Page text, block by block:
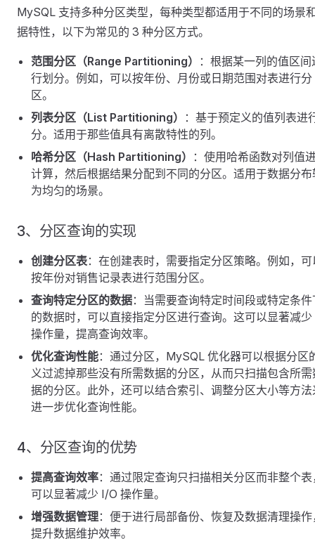
MySQL 支持多种分区类型，每种类型都适用于不同的场景
据特性，以下为常见的 3 种分区方式。
范围分区（Range Partitioning）
：根据某一列的值区间
行划分。例如，可以按年份、月份或日期范围对表进行分
区。
列表分区（List Partitioning）
：基于预定义的值列表进
分。适用于那些值具有离散特性的列。
哈希分区（Hash Partitioning）
：使用哈希函数对列值
计算，然后根据结果分配到不同的分区。适用于数据分布
为均匀的场景。
3、分区查询的实现
创建分区表：在创建表时，需要指定分区策略。例如，可
按年份对销售记录表进行范围分区。
查询特定分区的数据：当需要查询特定时间段或特定条件
的数据时，可以直接指定分区进行查询。这可以显著减
操作量，提高查询效率。
优化查询性能：通过分区，MySQL 优化器可以根据分区
义过滤掉那些没有所需数据的分区，从而只扫描包含所需
据的分区。此外，还可以结合索引、调整分区大小等方法
进一步优化查询性能。
4、分区查询的优势
提高查询效率：通过限定查询只扫描相关分区而非整个表
可以显著减少 I/O 操作量。
增强数据管理：便于进行局部备份、恢复及数据清理操作
提升数据维护效率。